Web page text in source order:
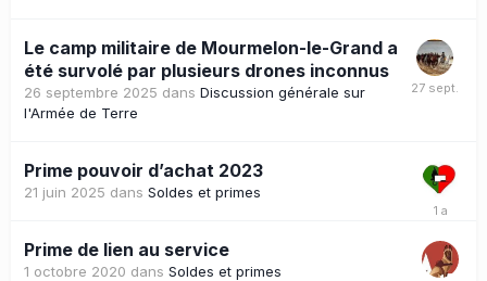
Le camp militaire de Mourmelon-le-Grand a
été survolé par plusieurs drones inconnus
26 septembre 2025 dans Discussion générale sur
l'Armée de Terre
Prime pouvoir d’achat 2023
21 juin 2025 dans Soldes et primes
Prime de lien au service
1 octobre 2020 dans Soldes et primes